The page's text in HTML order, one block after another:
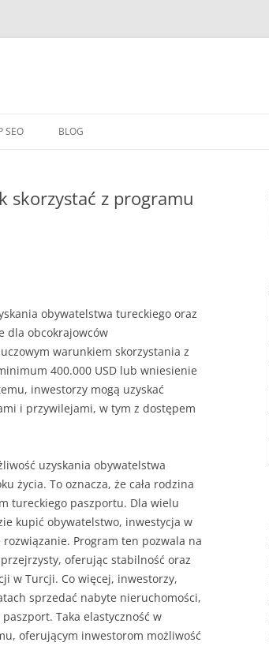
SEO BLOG
skorzystać z programu
obywatelstwa tureckiego oraz
dla obcokrajowców
warunkiem skorzystania z
400.000 USD lub wniesienie
inwestorzy mogą uzyskać
i przywilejami, w tym z dostępem
uzyskania obywatelstwa
życia. To oznacza, że cała rodzina
tureckiego paszportu. Dla wielu
kupić obywatelstwo, inwestycja w
Program ten pozwala na
oferując stabilność oraz
w Turcji. Co więcej, inwestorzy,
sprzedać nabyte nieruchomości,
Taka elastyczność w
oferującym inwestorom możliwość